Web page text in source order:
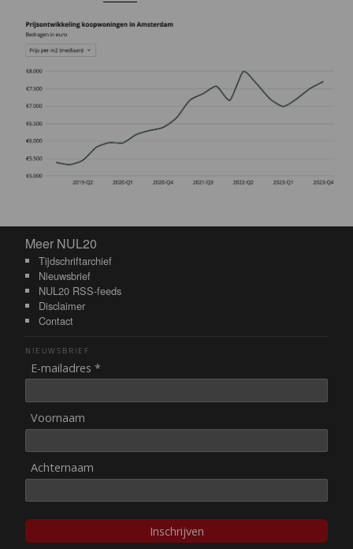
Meer NUL20
Meer NUL20
Tijdschriftarchief
Nieuwsbrief
NUL20 RSS-feeds
Disclaimer
Contact
NIEUWSBRIEF
E-mailadres *
Voornaam
Achternaam
Inschrijven